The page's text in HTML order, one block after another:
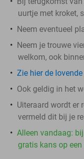
uurtje met kroket,
Neem eventueel
Neem je trouwe
welkom, ook
Zie hier de
Ook geldig in het
Uiteraard wordt er
vermeld dit bij je
Alleen vandaag:
gratis kans op